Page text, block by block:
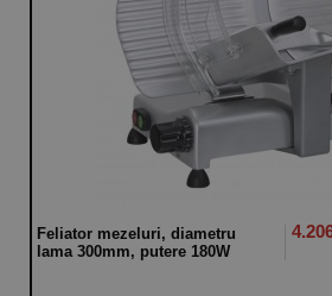
Feliator mezeluri, diametru
lama 300mm, putere 180W